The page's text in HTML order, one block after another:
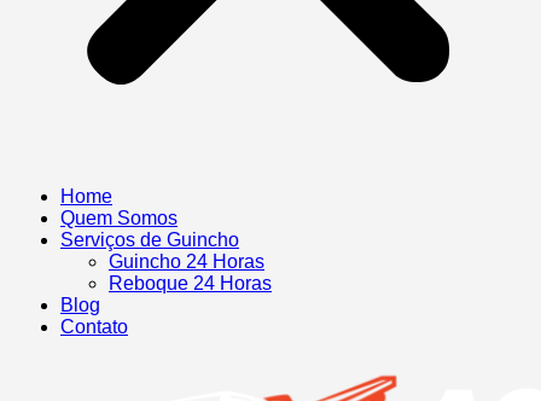
Home
Quem Somos
Serviços de Guincho
Guincho 24 Horas
Reboque 24 Horas
Blog
Contato